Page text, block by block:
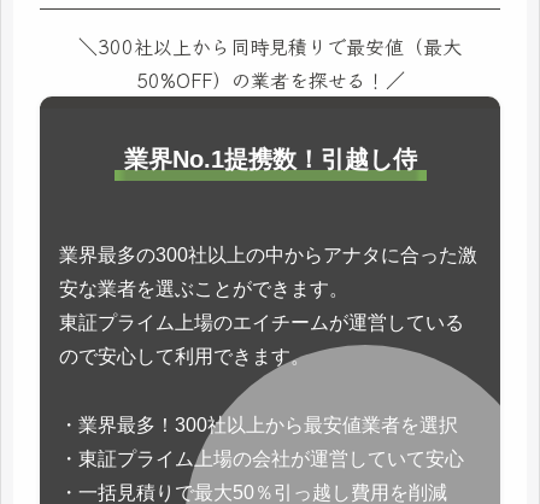
＼300社以上から同時見積りで最安値（最大
50%OFF）の業者を探せる！／
業界No.1提携数！引越し侍
業界最多の300社以上の中からアナタに合った激
安な業者を選ぶことができます。
東証プライム上場のエイチームが運営している
ので安心して利用できます。
・業界最多！300社以上から最安値業者を選択
・東証プライム上場の会社が運営していて安心
・一括見積りで最大50％引っ越し費用を削減